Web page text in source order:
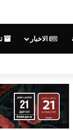
الاخبار